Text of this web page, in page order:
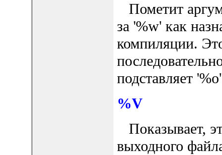
Пометит
за '%w' как
компиляции.
подставляет
%V
Показывает,
выходного